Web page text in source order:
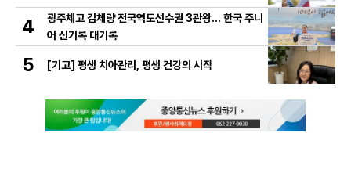
4
광주체고 김체량 전국역도선수권 3관왕… 한국 주니
어 신기록 대기록
5 [기고] 평생 치아관리, 평생 건강의 시작